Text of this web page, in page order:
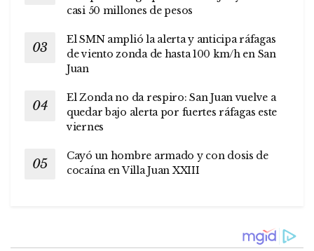
casi 50 millones de pesos
El SMN amplió la alerta y anticipa ráfagas
de viento zonda de hasta 100 km/h en San
Juan
El Zonda no da respiro: San Juan vuelve a
quedar bajo alerta por fuertes ráfagas este
viernes
Cayó un hombre armado y con dosis de
cocaína en Villa Juan XXIII